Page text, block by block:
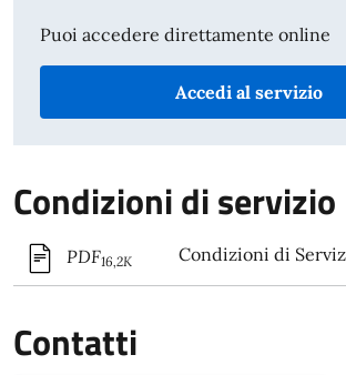
Puoi accedere direttamente online
Accedi al servizio
Condizioni di servizio
PDF16,2K Condizioni di
Contatti